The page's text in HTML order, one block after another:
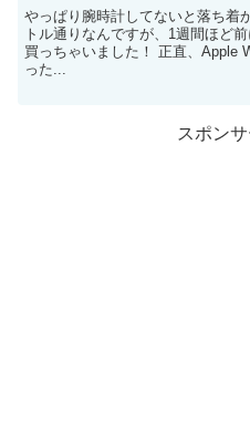
やっぱり腕時計してないと落ち着
トル通りなんですが、1週間ほど
買っちゃいました！ 正直、Apple
った...
スポン